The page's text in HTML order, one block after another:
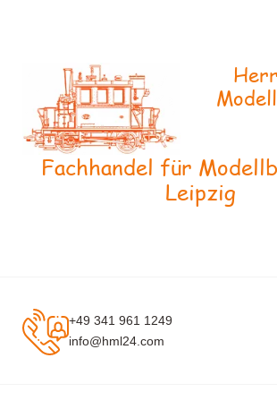
Fachhandel für
Leipzig
+49 341 961 1249
info@hml24.com